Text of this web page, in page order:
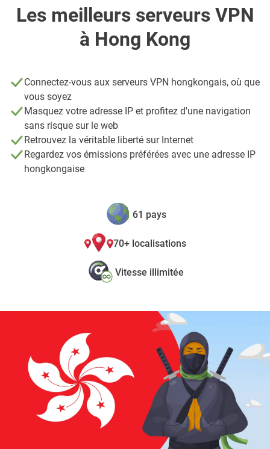
Les meilleurs serveurs VPN
à Hong Kong
Connectez-vous aux serveurs VPN hongkongais, où que
vous soyez
Masquez votre adresse IP et profitez d'une navigation
sans risque sur le web
Retrouvez la véritable liberté sur Internet
Regardez vos émissions préférées avec une adresse IP
hongkongaise
61 pays
70+ localisations
Vitesse illimitée